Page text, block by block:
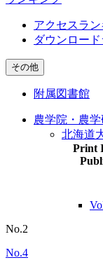
アクセスラ
ダウンロー
その他
附属図書館
農学院・農
北海道
Print
No.2
No.4